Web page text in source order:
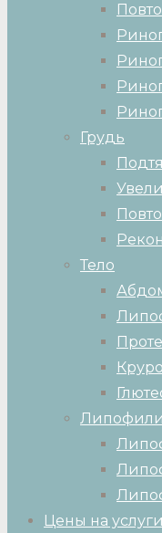
Грудь
Тело
Цены на услуги